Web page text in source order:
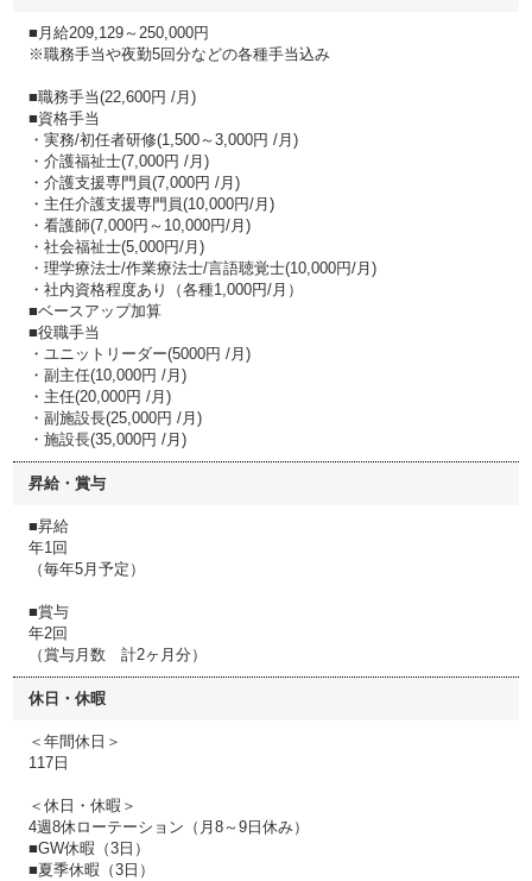
■月給209,129～250,000円
※職務手当や夜勤5回分などの各種手当込み
■職務手当(22,600円 /月)
■資格手当
・実務/初任者研修(1,500～3,000円 /月)
・介護福祉士(7,000円 /月)
・介護支援専門員(7,000円 /月)
・主任介護支援専門員(10,000円/月)
・看護師(7,000円～10,000円/月)
・社会福祉士(5,000円/月)
・理学療法士/作業療法士/言語聴覚士(10,000円/月)
・社内資格程度あり（各種1,000円/月）
■ベースアップ加算
■役職手当
・ユニットリーダー(5000円 /月)
・副主任(10,000円 /月)
・主任(20,000円 /月)
・副施設長(25,000円 /月)
・施設長(35,000円 /月)
昇給・賞与
■昇給
年1回
（毎年5月予定）
■賞与
年2回
（賞与月数 計2ヶ月分）
休日・休暇
＜年間休日＞
117日
＜休日・休暇＞
4週8休ローテーション（月8～9日休み）
■GW休暇（3日）
■夏季休暇（3日）